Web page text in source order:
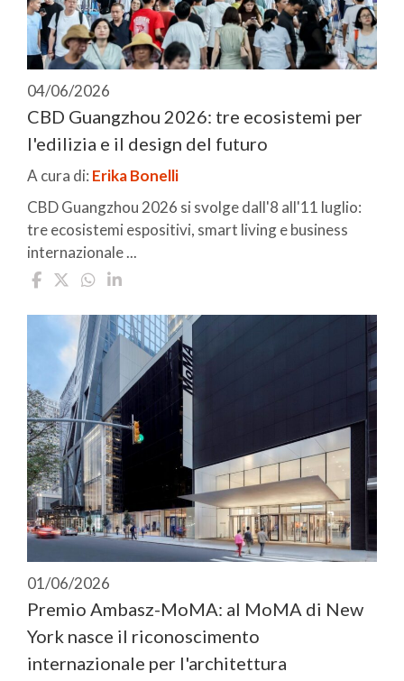
04/06/2026
CBD Guangzhou 2026: tre ecosistemi per
l'edilizia e il design del futuro
A cura di: Erika Bonelli
CBD Guangzhou 2026 si svolge dall'8 all'11 luglio:
tre ecosistemi espositivi, smart living e business
internazionale ...
01/06/2026
Premio Ambasz-MoMA: al MoMA di New
York nasce il riconoscimento
internazionale per l'architettura